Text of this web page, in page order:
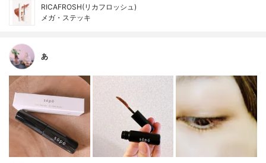
RICAFROSH(リカフロッシュ)
メガ・ステッキ
あ